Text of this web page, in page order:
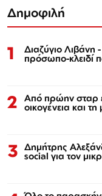
Δημοφιλή
1 Διαζύγιο
πρόσωπο-κλειδί
2 Από πρώην σταρ
οικογένεια και
3 Δημήτρης
social για τον